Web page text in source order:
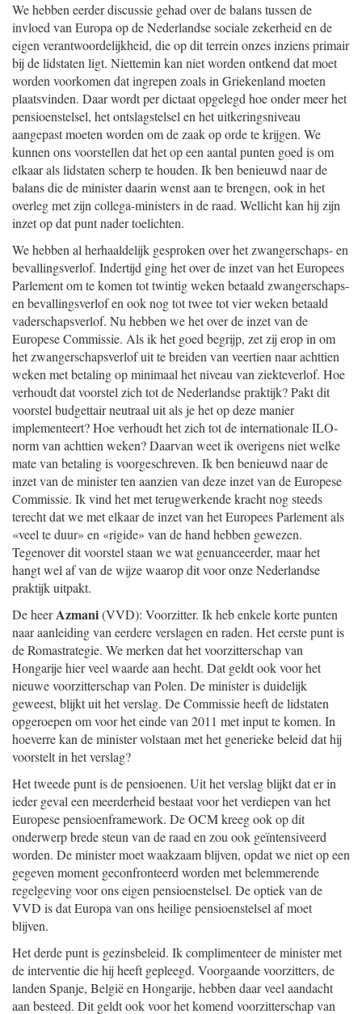
We hebben eerder discussie gehad over de balans tussen de
invloed van Europa op de Nederlandse sociale zekerheid en de
eigen verantwoordelijkheid, die op dit terrein onzes inziens primair
bij de lidstaten ligt. Niettemin kan niet worden ontkend dat moet
worden voorkomen dat ingrepen zoals in Griekenland moeten
plaatsvinden. Daar wordt per dictaat opgelegd hoe onder meer het
pensioenstelsel, het ontslagstelsel en het uitkeringsniveau
aangepast moeten worden om de zaak op orde te krijgen. We
kunnen ons voorstellen dat het op een aantal punten goed is om
elkaar als lidstaten scherp te houden. Ik ben benieuwd naar de
balans die de minister daarin wenst aan te brengen, ook in het
overleg met zijn collega-ministers in de raad. Wellicht kan hij zijn
inzet op dat punt nader toelichten.
We hebben al herhaaldelijk gesproken over het zwangerschaps- en
bevallingsverlof. Indertijd ging het over de inzet van het Europees
Parlement om te komen tot twintig weken betaald zwangerschaps-
en bevallingsverlof en ook nog tot twee tot vier weken betaald
vaderschapsverlof. Nu hebben we het over de inzet van de
Europese Commissie. Als ik het goed begrijp, zet zij erop in om
het zwangerschapsverlof uit te breiden van veertien naar achttien
weken met betaling op minimaal het niveau van ziekteverlof. Hoe
verhoudt dat voorstel zich tot de Nederlandse praktijk? Pakt dit
voorstel budgettair neutraal uit als je het op deze manier
implementeert? Hoe verhoudt het zich tot de internationale ILO-
norm van achttien weken? Daarvan weet ik overigens niet welke
mate van betaling is voorgeschreven. Ik ben benieuwd naar de
inzet van de minister ten aanzien van deze inzet van de Europese
Commissie. Ik vind het met terugwerkende kracht nog steeds
terecht dat we met elkaar de inzet van het Europees Parlement als
«veel te duur» en «rigide» van de hand hebben gewezen.
Tegenover dit voorstel staan we wat genuanceerder, maar het
hangt wel af van de wijze waarop dit voor onze Nederlandse
praktijk uitpakt.
De heerAzmani(VVD): Voorzitter. Ik heb enkele korte punten
naar aanleiding van eerdere verslagen en raden. Het eerste punt is
de Romastrategie. We merken dat het voorzitterschap van
Hongarije hier veel waarde aan hecht. Dat geldt ook voor het
nieuwe voorzitterschap van Polen. De minister is duidelijk
geweest, blijkt uit het verslag. De Commissie heeft de lidstaten
opgeroepen om voor het einde van 2011 met input te komen. In
hoeverre kan de minister volstaan met het generieke beleid dat hij
voorstelt in het verslag?
Het tweede punt is de pensioenen. Uit het verslag blijkt dat er in
ieder geval een meerderheid bestaat voor het verdiepen van het
Europese pensioenframework. De OCM kreeg ook op dit
onderwerp brede steun van de raad en zou ook geïntensiveerd
worden. De minister moet waakzaam blijven, opdat we niet op een
gegeven moment geconfronteerd worden met belemmerende
regelgeving voor ons eigen pensioenstelsel. De optiek van de
VVD is dat Europa van ons heilige pensioenstelsel af moet
blijven.
Het derde punt is gezinsbeleid. Ik complimenteer de minister met
de interventie die hij heeft gepleegd. Voorgaande voorzitters, de
landen Spanje, België en Hongarije, hebben daar veel aandacht
aan besteed. Dit geldt ook voor het komend voorzitterschap van